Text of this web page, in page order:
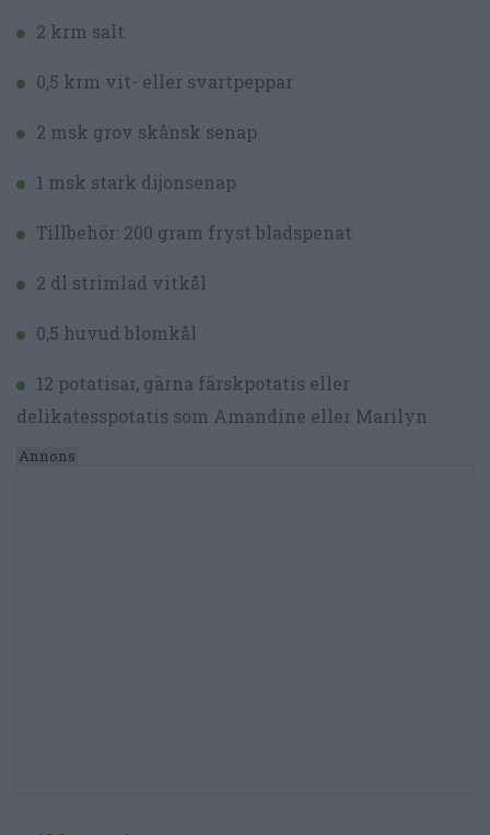
2 krm salt
0,5 krm vit- eller svartpeppar
2 msk grov skånsk senap
1 msk stark dijonsenap
Tillbehör: 200 gram fryst bladspenat
2 dl strimlad vitkål
0,5 huvud blomkål
12 potatisar, gärna färskpotatis eller
delikatesspotatis som Amandine eller Marilyn